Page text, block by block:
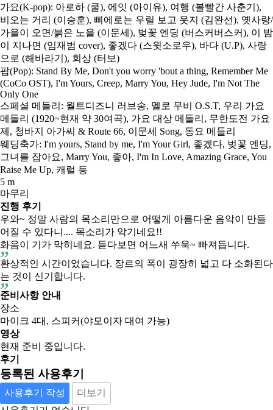
가요(K-pop): 아로하 (쿨), 에잇 (아이유), 여행 (볼빨간 사춘기),
비오는 거리 (이승훈), 삐에로는 우릴 보고 웃지 (김완선), 옛사랑/
가을이 오면/붉은 노을 (이문세), 벚꽃 엔딩 (버스커버스커), 이 밤
이 지나면 (임재범 cover), 좋겠다 (스윗소로우), 바다 (U.P), 사랑
으로 (해바라기), 회상 (터보)
팝(Pop): Stand By Me, Don't you worry 'bout a thing, Remember Me
(CoCo OST), I'm Yours, Creep, Marry You, Hey Jude, I'm Not The
Only One
스페셜 메들리: 월트디즈니 러브송, 멜로 무비 O.S.T, 우리 가요
메들리 (1920~현재 약 30여곡), 가요 대상 메들리, 무한도전 가요
제, 청바지 아가씨 & Route 66, 이문세 Song, 동요 메들리
웨딩축가: I'm yours, Stand by me, I'm Your Girl, 좋겠다, 벚꽃 엔딩,
그녀를 잡아요, Marry You, 좋아, I'm In Love, Amazing Grace, You
Raise Me Up, 캐럴 등
5 m
마무리
진행 후기
우와~ 정말 사람의 목소리만으로 어떻게 아름다운 음악이 만들
어질 수 있다니.... 목소리가 악기네요!!
화음이 기가 막히네요. 듣다보면 어느새 쑤욱~ 빠져듭니다.
환상적인 시간이었습니다. 장르의 폭이 굉장히 넓고 다 소화된다
는 것이 신기합니다.
준비사항 안내
장소
마이크 4대, 스피커(야모이자 대여 가능)
영상
현재 준비 중입니다.
후기
등록된 사용후기
사용후기 작성
더보기